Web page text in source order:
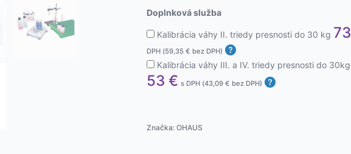
Doplnková služba
Kalibrácia váhy II. triedy presnosti do 30 kg 73
DPH (59,35 € bez DPH)
Kalibrácia váhy III. a IV. triedy presnosti do 30kg
53 € s DPH (43,09 € bez DPH)
Značka: OHAUS